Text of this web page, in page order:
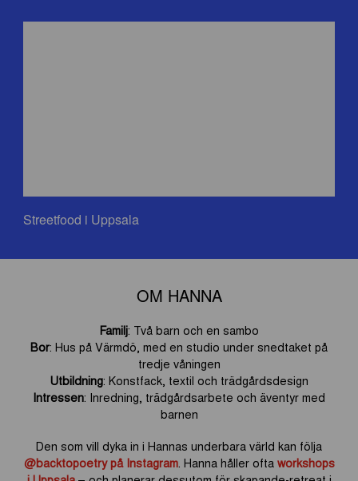
Streetfood i Uppsala
OM HANNA
Familj: Två barn och en sambo
Bor: Hus på Värmdö, med en studio under snedtaket på
tredje våningen
Utbildning: Konstfack, textil och trädgårdsdesign
Intressen: Inredning, trädgårdsarbete och äventyr med
barnen
Den som vill dyka in i Hannas underbara värld kan följa
@backtopoetry på Instagram. Hanna håller oftaworkshops